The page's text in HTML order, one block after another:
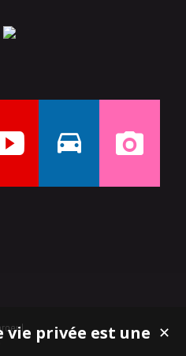
✕
vie privée est une